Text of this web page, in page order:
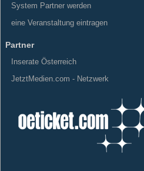
System Partner werden
eine Veranstaltung eintragen
Partner
Inserate Österreich
JetztMedien.com - Netzwerk